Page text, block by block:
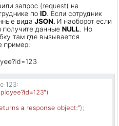
запрос (request) на
по ID. Если сотрудник
вида JSON. И наоборот если
получите данные NULL. Но
там где вызывается
пример:
123:
)
a response object:");